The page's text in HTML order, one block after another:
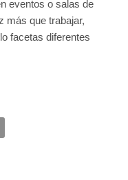
eventos o salas de
más que trabajar,
facetas diferentes